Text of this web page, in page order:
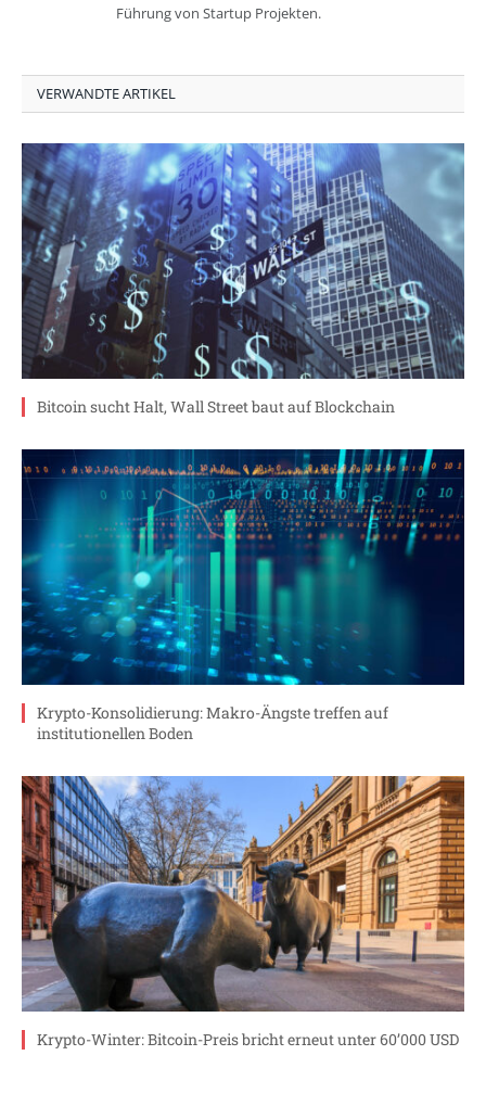
Führung von Startup Projekten.
VERWANDTE ARTIKEL
Bitcoin sucht Halt, Wall Street baut auf Blockchain
Krypto-Konsolidierung: Makro-Ängste treffen auf
institutionellen Boden
Krypto-Winter: Bitcoin-Preis bricht erneut unter 60’000 USD